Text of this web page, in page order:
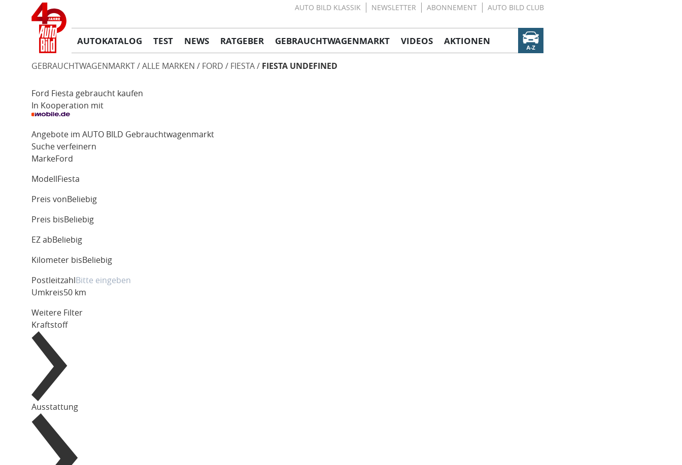
AUTO BILD KLASSIK NEWSLETTER ABONNEMENT AUTO BILD CLUB
AUTOKATALOG TEST NEWS RATGEBER GEBRAUCHTWAGENMARKT VIDEOS AKTIONEN
GEBRAUCHTWAGENMARKT ALLE MARKEN FORD FIESTA FIESTA UNDEFINED
Ford Fiesta gebraucht kaufen
In Kooperation mit
Angebote im AUTO BILD Gebrauchtwagenmarkt
Suche verfeinern
MarkeFord
Modell Fiesta
Preis von Beliebig
Preis bis Beliebig
EZ ab Beliebig
Kilometer bis Beliebig
Postleitzahl
Umkreis50 km
Weitere Filter
Kraftstoff
Ausstattung